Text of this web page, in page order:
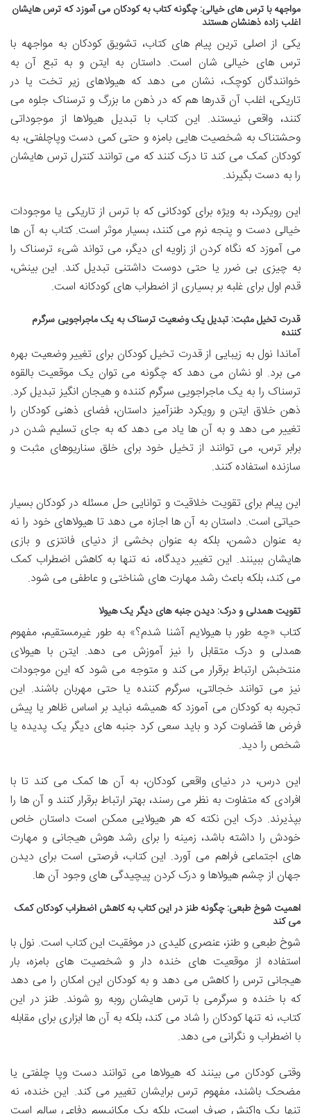
مواجهه با ترس های خیالی: چگونه کتاب به کودکان می آموزد که ترس هایشان
اغلب زاده ذهنشان هستند
یکی از اصلی ترین پیام های کتاب، تشویق کودکان به مواجهه با
ترس های خیالی شان است. داستان به ایتن و به تبع آن به
خوانندگان کوچک، نشان می دهد که هیولاهای زیر تخت یا در
تاریکی، اغلب آن قدرها هم که در ذهن ما بزرگ و ترسناک جلوه می
کنند، واقعی نیستند. این کتاب با تبدیل هیولاها از موجوداتی
وحشتناک به شخصیت هایی بامزه و حتی کمی دست وپاچلفتی، به
کودکان کمک می کند تا درک کنند که می توانند کنترل ترس هایشان
را به دست بگیرند.
این رویکرد، به ویژه برای کودکانی که با ترس از تاریکی یا موجودات
خیالی دست و پنجه نرم می کنند، بسیار موثر است. کتاب به آن ها
می آموزد که نگاه کردن از زاویه ای دیگر، می تواند شیء ترسناک را
به چیزی بی ضرر یا حتی دوست داشتنی تبدیل کند. این بینش،
قدم اول برای غلبه بر بسیاری از اضطراب های کودکانه است.
قدرت تخیل مثبت: تبدیل یک وضعیت ترسناک به یک ماجراجویی سرگرم
کننده
آماندا نول به زیبایی از قدرت تخیل کودکان برای تغییر وضعیت بهره
می برد. او نشان می دهد که چگونه می توان یک موقعیت بالقوه
ترسناک را به یک ماجراجویی سرگرم کننده و هیجان انگیز تبدیل کرد.
ذهن خلاق ایتن و رویکرد طنزآمیز داستان، فضای ذهنی کودکان را
تغییر می دهد و به آن ها یاد می دهد که به جای تسلیم شدن در
برابر ترس، می توانند از تخیل خود برای خلق سناریوهای مثبت و
سازنده استفاده کنند.
این پیام برای تقویت خلاقیت و توانایی حل مسئله در کودکان بسیار
حیاتی است. داستان به آن ها اجازه می دهد تا هیولاهای خود را نه
به عنوان دشمن، بلکه به عنوان بخشی از دنیای فانتزی و بازی
هایشان ببینند. این تغییر دیدگاه، نه تنها به کاهش اضطراب کمک
می کند، بلکه باعث رشد مهارت های شناختی و عاطفی می شود.
تقویت همدلی و درک: دیدن جنبه های دیگر یک هیولا
کتاب «چه طور با هیولایم آشنا شدم؟» به طور غیرمستقیم، مفهوم
همدلی و درک متقابل را نیز آموزش می دهد. ایتن با هیولای
منتخبش ارتباط برقرار می کند و متوجه می شود که این موجودات
نیز می توانند خجالتی، سرگرم کننده یا حتی مهربان باشند. این
تجربه به کودکان می آموزد که همیشه نباید بر اساس ظاهر یا پیش
فرض ها قضاوت کرد و باید سعی کرد جنبه های دیگر یک پدیده یا
شخص را دید.
این درس، در دنیای واقعی کودکان، به آن ها کمک می کند تا با
افرادی که متفاوت به نظر می رسند، بهتر ارتباط برقرار کنند و آن ها را
بپذیرند. درک این نکته که هر هیولایی ممکن است داستان خاص
خودش را داشته باشد، زمینه را برای رشد هوش هیجانی و مهارت
های اجتماعی فراهم می آورد. این کتاب، فرصتی است برای دیدن
جهان از چشم هیولاها و درک کردن پیچیدگی های وجود آن ها.
اهمیت شوخ طبعی: چگونه طنز در این کتاب به کاهش اضطراب کودکان کمک
می کند
شوخ طبعی و طنز، عنصری کلیدی در موفقیت این کتاب است. نول با
استفاده از موقعیت های خنده دار و شخصیت های بامزه، بار
هیجانی ترس را کاهش می دهد و به کودکان این امکان را می دهد
که با خنده و سرگرمی با ترس هایشان روبه رو شوند. طنز در این
کتاب، نه تنها کودکان را شاد می کند، بلکه به آن ها ابزاری برای مقابله
با اضطراب و نگرانی می دهد.
وقتی کودکان می بینند که هیولاها می توانند دست وپا چلفتی یا
مضحک باشند، مفهوم ترس برایشان تغییر می کند. این خنده، نه